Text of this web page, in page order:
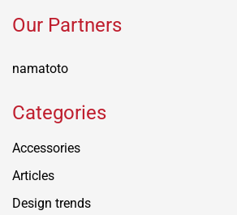
Our Partners
namatoto
Categories
Accessories
Articles
Design trends